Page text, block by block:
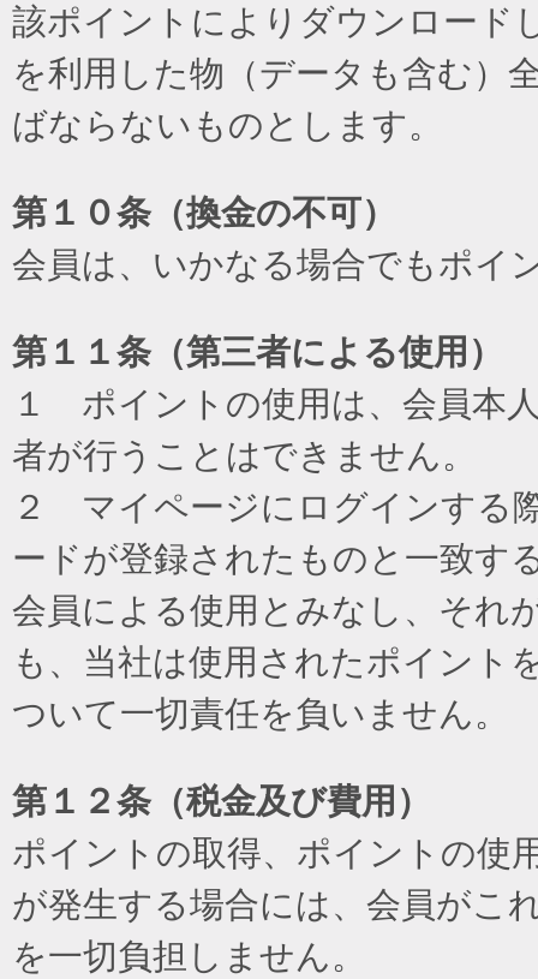
該ポイントによりダウンロード
を利用した物（データも含む）
ばならないものとします。
第１０条（換金の不可）
会員は、いかなる場合でもポイ
第１１条（第三者による使用）
１ ポイントの使用は、会員本
者が行うことはできません。
２ マイページにログインする
ードが登録されたものと一致す
会員による使用とみなし、それ
も、当社は使用されたポイント
ついて一切責任を負いません。
第１２条（税金及び費用）
ポイントの取得、ポイントの使
が発生する場合には、会員がこ
を一切負担しません。